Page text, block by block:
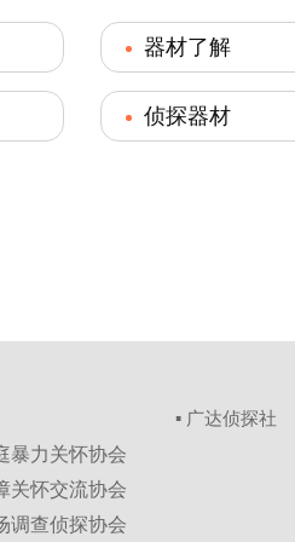
器材了解
侦探器材
▪ 广达侦探社
暴力关怀协会
关怀交流协会
调查侦探协会